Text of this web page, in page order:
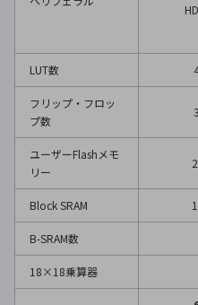
LUT数
フリップ・フロッ
プ数
ユーザーFlashメモ
リー
Block SRAM
B-SRAM数
18×18乗算器